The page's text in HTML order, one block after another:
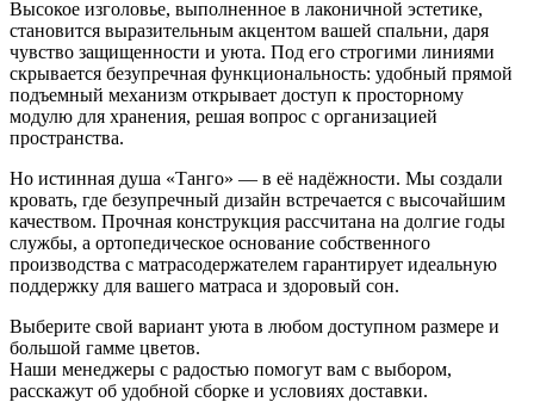
Высокое изголовье, выполненное в лаконичной эстетике,
становится выразительным акцентом вашей спальни, даря
чувство защищенности и уюта. Под его строгими линиями
скрывается безупречная функциональность: удобный прямой
подъемный механизм открывает доступ к просторному
модулю для хранения, решая вопрос с организацией
пространства.
Но истинная душа «Танго» — в её надёжности. Мы создали
кровать, где безупречный дизайн встречается с высочайшим
качеством. Прочная конструкция рассчитана на долгие годы
службы, а ортопедическое основание собственного
производства с матрасодержателем гарантирует идеальную
поддержку для вашего матраса и здоровый сон.
Выберите свой вариант уюта в любом доступном размере и
большой гамме цветов.
Наши менеджеры с радостью помогут вам с выбором,
расскажут об удобной сборке и условиях доставки.